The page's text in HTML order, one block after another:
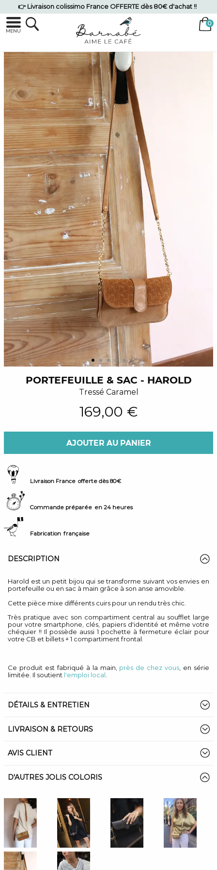
👉 Livraison colissimo France OFFERTE dès 80€ d'achat !!
MENU
PORTEFEUILLE & SAC - HAROLD
Tressé Caramel
169,00 €
AJOUTER AU PANIER
Livraison France offerte dès 80€
Commande préparée en 24 heures
Fabrication française
DESCRIPTION
Harold est un petit bijou qui se transforme suivant vos envies en
portefeuille ou en sac à main grâce à son anse amovible.
Cette pièce mixe différents cuirs pour un rendu très chic.
Très pratique avec son compartiment central au soufflet large
pour votre smartphone, clés, papiers d'identité et même votre
chéquier !! Il possède aussi 1 pochette à fermeture éclair pour
votre CB et billets + 1 compartiment frontal.
Ce produit est fabriqué à la main, près de chez vous , en série
limitée. Il soutient l'emploi local
DÉTAILS & ENTRETIEN
LIVRAISON & RETOURS
AVIS CLIENT
D'AUTRES JOLIS COLORIS